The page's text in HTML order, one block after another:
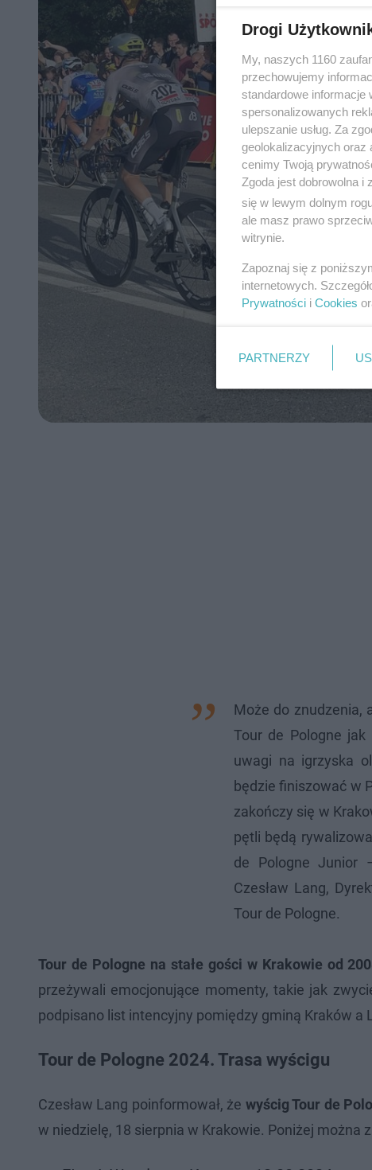
Może do znudzenia,
Tour de Pologne
uwagi na igrzyska
będzie finiszować w
zakończy się w
pętli będą
de Pologne Junior
Czesław Lang,
Tour de Pologne.
Tour de Pologne na stałe gości w Krakowie od
przeżywali emocjonujące momenty, takie jak
podpisano list intencyjny pomiędzy gminą Kraków a
Tour de Pologne 2024. Trasa wyścigu
Czesław Lang poinformował, że wyścig Tour de
w niedzielę, 18 sierpnia w Krakowie. Poniżej można
Drogi
My, naszych 1160
przechowujemy
standardowe informacje
spersonalizowanych
ulepszanie usług. Za
geolokalizacyjnych oraz
cenimy Twoją
Zgoda jest dobrowolna
się w lewym dolnym
ale masz prawo
witrynie.
Zapoznaj się z
internetowych.
Prywatności i Cookies
PARTNERZY